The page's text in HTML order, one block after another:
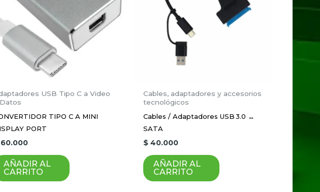
la próxima vez que haga un comentario.
USB Tipo C a Video
TIPO C A MINI
PORT
60.000
AÑADIR AL
CARRITO
Cables, adaptadores y accesorios
tecnológicos
Cables / Adaptadores USB 3.0 ↔
SATA
$ 40.000
AÑADIR AL
CARRITO